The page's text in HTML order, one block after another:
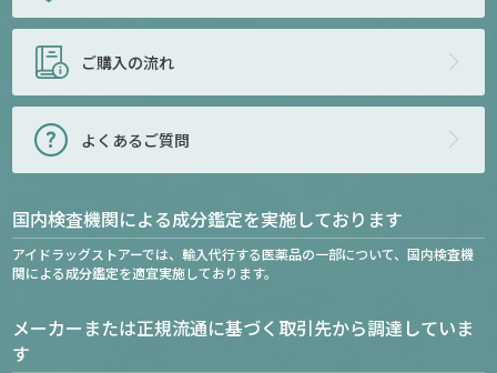
ご購入の流れ
よくあるご質問
国内検査機関による成分鑑定を実施しております
アイドラッグストアーでは、輸入代行する医薬品の一部について、国内検査機
関による成分鑑定を適宜実施しております。
メーカーまたは正規流通に基づく取引先から調達していま
す